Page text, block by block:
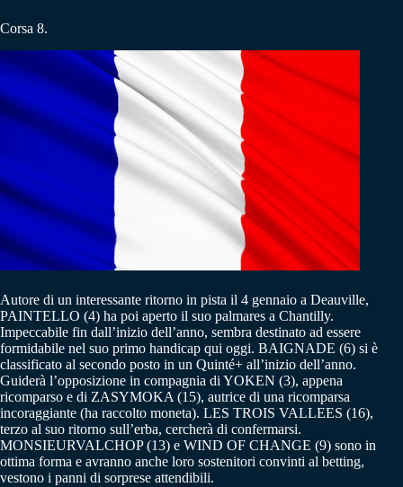
Corsa 8.
Autore di un interessante ritorno in pista il 4 gennaio a Deauville,
PAINTELLO (4) ha poi aperto il suo palmares a Chantilly.
Impeccabile fin dall’inizio dell’anno, sembra destinato ad essere
formidabile nel suo primo handicap qui oggi. BAIGNADE (6) si è
classificato al secondo posto in un Quinté+ all’inizio dell’anno.
Guiderà l’opposizione in compagnia di YOKEN (3), appena
ricomparso e di ZASYMOKA (15), autrice di una ricomparsa
incoraggiante (ha raccolto moneta). LES TROIS VALLEES (16),
terzo al suo ritorno sull’erba, cercherà di confermarsi.
MONSIEURVALCHOP (13) e WIND OF CHANGE (9) sono in
ottima forma e avranno anche loro sostenitori convinti al betting,
vestono i panni di sorprese attendibili.